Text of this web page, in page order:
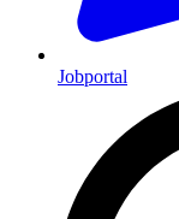
Jobportal